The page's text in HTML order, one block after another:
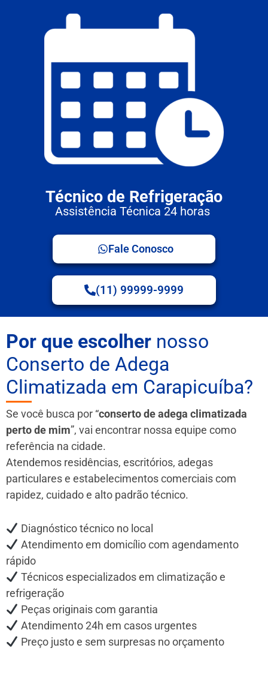
Técnico de Refrigeração
Assistência Técnica 24 horas
Fale Conosco
(11) 99999-9999
Por que escolher nosso
Conserto de Adega
Climatizada em Carapicuíba?
Se você busca por “conserto de adega climatizada
perto de mim”, vai encontrar nossa equipe como
referência na cidade.
Atendemos residências, escritórios, adegas
particulares e estabelecimentos comerciais com
rapidez, cuidado e alto padrão técnico.
Diagnóstico técnico no local
Atendimento em domicílio com agendamento
rápido
Técnicos especializados em climatização e
refrigeração
Peças originais com garantia
Atendimento 24h em casos urgentes
Preço justo e sem surpresas no orçamento